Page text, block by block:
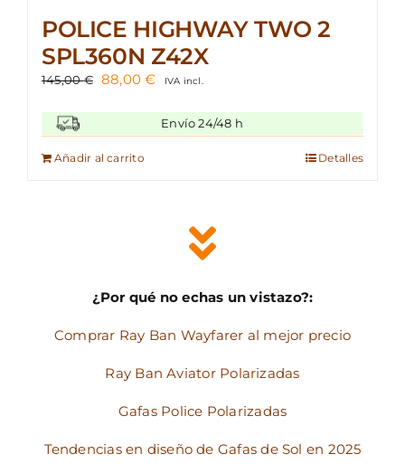
POLICE HIGHWAY TWO 2
SPL360N Z42X
145,00€ El
original
era:
145,00 €.
88,00€ El
actual
es:
IVA incl.
Envío 24/48 h
Añadir al carrito Detalles
¿Por qué no echas un vistazo?:
Comprar Ray Ban Wayfarer al mejor precio
Ray Ban Aviator Polarizadas
Gafas Police Polarizadas
Tendencias en diseño de Gafas de Sol en 2025